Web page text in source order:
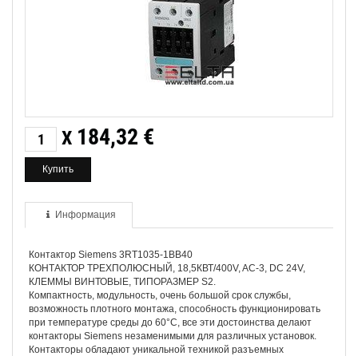
X 184,32 €
Информация
Контактор Siemens 3RT1035-1BB40
КОНТАКТОР ТРЕХПОЛЮСНЫЙ, 18,5КВТ/400V, AC-3, DC 24V,
КЛЕММЫ ВИНТОВЫЕ, ТИПОРАЗМЕР S2.
Компактность, модульность, очень большой срок службы,
возможность плотного монтажа, способность функционировать
при температуре среды до 60°С, все эти достоинства делают
контакторы Siemens незаменимыми для различных установок.
Контакторы обладают уникальной техникой разъемных